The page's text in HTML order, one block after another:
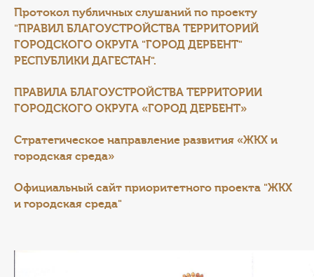
Протокол публичных слушаний по проекту
"ПРАВИЛ БЛАГОУСТРОЙСТВА ТЕРРИТОРИЙ
ГОРОДСКОГО ОКРУГА "ГОРОД ДЕРБЕНТ"
РЕСПУБЛИКИ ДАГЕСТАН".
ПРАВИЛА БЛАГОУСТРОЙСТВА ТЕРРИТОРИИ
ГОРОДСКОГО ОКРУГА «ГОРОД ДЕРБЕНТ»
Стратегическое направление развития «ЖКХ и
городская среда»
Официальный сайт приоритетного проекта "ЖКХ
и городская среда"